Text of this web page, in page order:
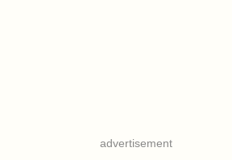
advertisement